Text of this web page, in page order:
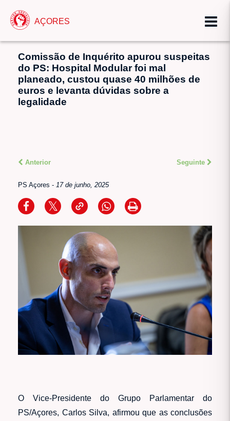
AÇORES
Comissão de Inquérito apurou suspeitas
do PS: Hospital Modular foi mal
planeado, custou quase 40 milhões de
euros e levanta dúvidas sobre a
legalidade
Anterior Seguinte
PS Açores - 17 de junho, 2025
O Vice-Presidente do Grupo Parlamentar do
PS/Açores, Carlos Silva, afirmou que as conclusões